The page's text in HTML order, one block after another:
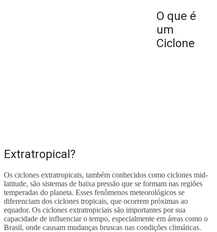
O que é
um
Ciclone
Extratropical?
Os ciclones extratropicais, também conhecidos como ciclones mid-
latitude, são sistemas de baixa pressão que se formam nas regiões
temperadas do planeta. Esses fenômenos meteorológicos se
diferenciam dos ciclones tropicais, que ocorrem próximas ao
equador. Os ciclones extratropiciais são importantes por sua
capacidade de influenciar o tempo, especialmente em áreas como o
Brasil, onde causam mudanças bruscas nas condições climáticas.